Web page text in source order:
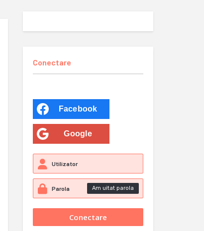
Conectare
Facebook
Google
Am uitat parola